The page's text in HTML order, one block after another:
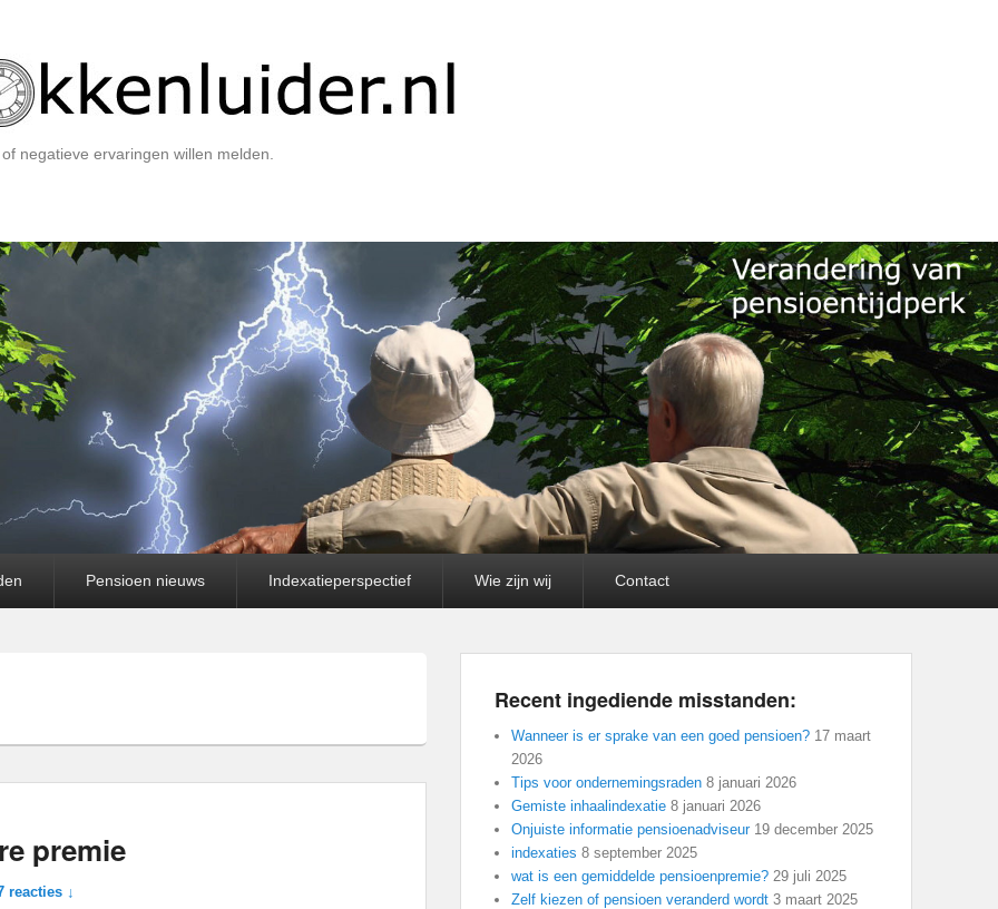
negatieve ervaringen willen melden.
Pensioen nieuws Indexatieperspectief Wie zijn wij Contact
premie
reacties ↓
Recent ingediende misstanden:
Wanneer is er sprake van een goed pensioen? 17 maart
2026
Tips voor ondernemingsraden 8 januari 2026
Gemiste inhaalindexatie 8 januari 2026
Onjuiste informatie pensioenadviseur 19 december 2025
indexaties 8 september 2025
wat is een gemiddelde pensioenpremie? 29 juli 2025
Zelf kiezen of pensioen veranderd wordt 3 maart 2025